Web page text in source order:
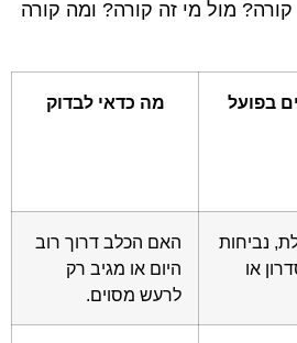
מול מי זה קורה? ומה קורה
בפועל מה כדאי לבדוק
נביחות
או
האם הכלב דרוך רוב
היום או מגיב רק
לרעש מסוים.